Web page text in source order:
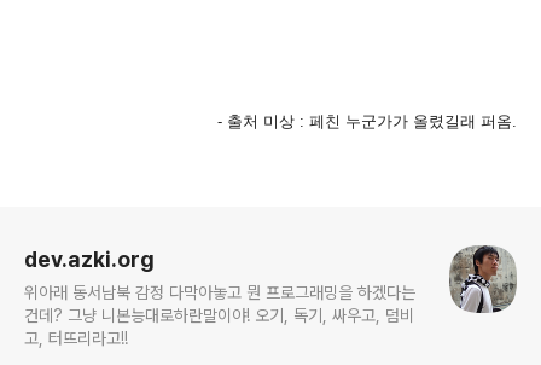
- 출처 미상 : 페친 누군가가 올렸길래 퍼옴.
dev.azki.org
위아래 동서남북 감정 다막아놓고 뭔 프로그래밍을 하겠다는
건데? 그냥 니본능대로하란말이야! 오기, 독기, 싸우고, 덤비
고, 터뜨리라고!!